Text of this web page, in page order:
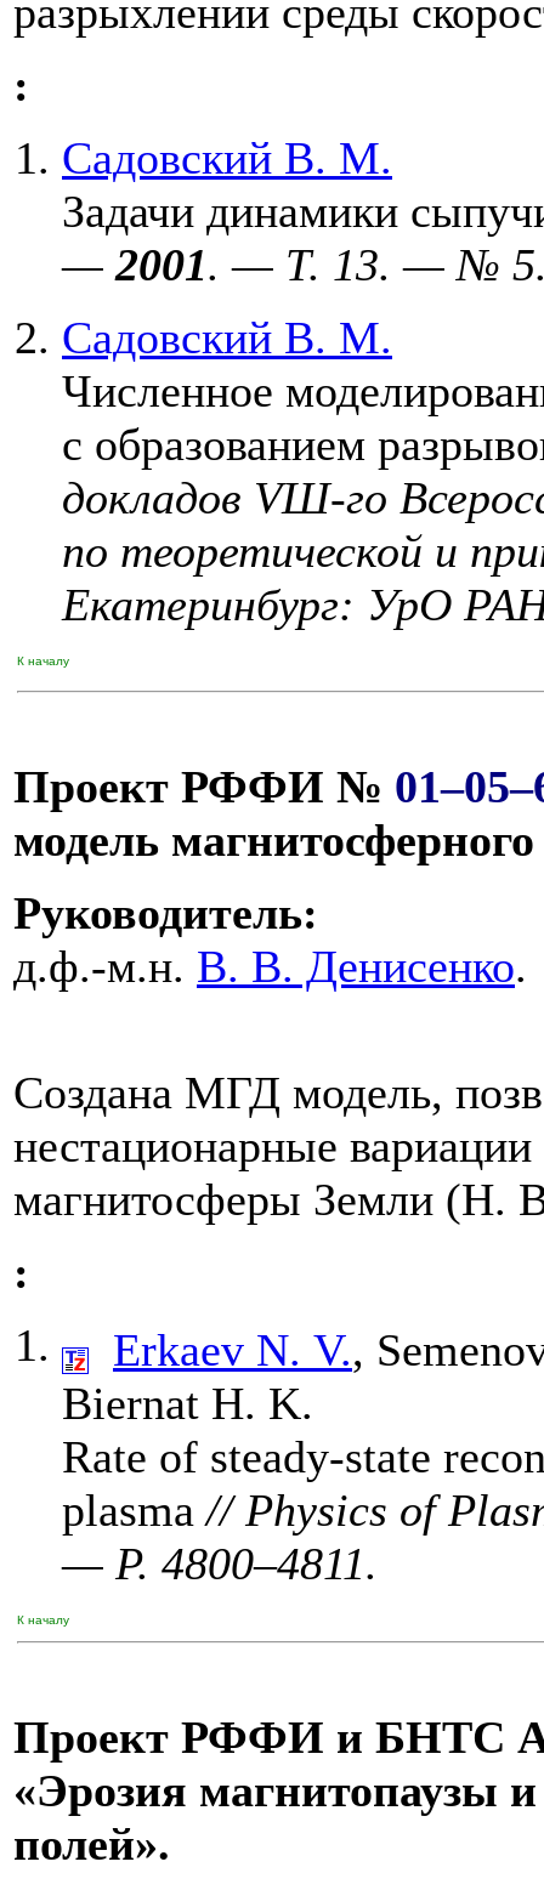
разрыхлении среды
:
Садовский В. М.
Задачи динамики
—2001. — Т. 13. — №
Садовский В. М.
Численное
с образованием
докладов VШ-го
по теоретической и
Екатеринбург: УрО
К началу
Проект РФФИ №
модель
Руководитель:
д.ф.-м.н. В. В. Денисенко.
Создана МГД модель,
нестационарные
магнитосферы Земли (Н.
:
Erkaev N. V.,
Biernat H. K.
Rate of steady-state
plasma// Physics of
— P. 4800–4811.
К началу
Проект РФФИ и БНТС
«Эрозия магнитопаузы
полей».